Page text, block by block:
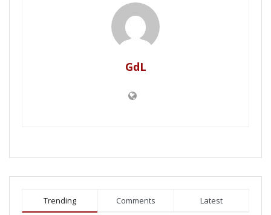
GdL
Trending Comments Latest